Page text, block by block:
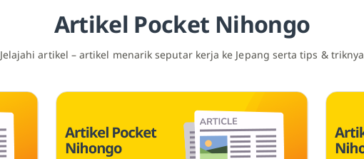
Artikel Pocket Nihongo
Jelajahi artikel – artikel menarik seputar kerja ke Jepang serta tips & triknya